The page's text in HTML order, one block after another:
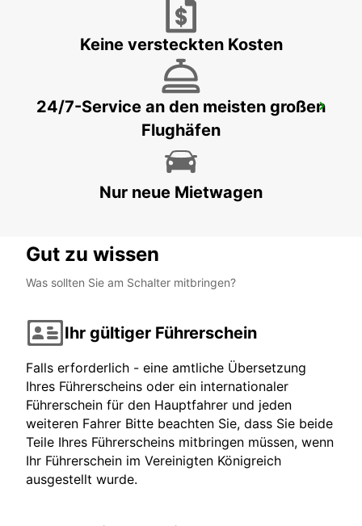
L ISLES D ESPAGNAC - FRANCE
LIBOURNE BAHNHOF
LIBOURNE - FRANCE
Keine versteckten Kosten
24/7-Service an den meisten großen
Flughäfen
Nur neue Mietwagen
Gut zu wissen
Was sollten Sie am Schalter mitbringen?
Ihr gültiger Führerschein
Falls erforderlich - eine amtliche Übersetzung
Ihres Führerscheins oder ein internationaler
Führerschein für den Hauptfahrer und jeden
weiteren Fahrer Bitte beachten Sie, dass Sie beide
Teile Ihres Führerscheins mitbringen müssen, wenn
Ihr Führerschein im Vereinigten Königreich
ausgestellt wurde.